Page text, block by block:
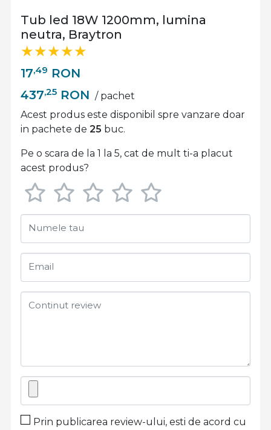
Tub led 18W 1200mm, lumina
neutra, Braytron
17,49 RON
437,25 RON / pachet
Acest produs este disponibil spre vanzare doar
in pachete de 25 buc.
Pe o scara de la 1 la 5, cat de mult ti-a placut
acest produs?
Numele tau
Email
Continut review
Prin publicarea review-ului, esti de acord cu